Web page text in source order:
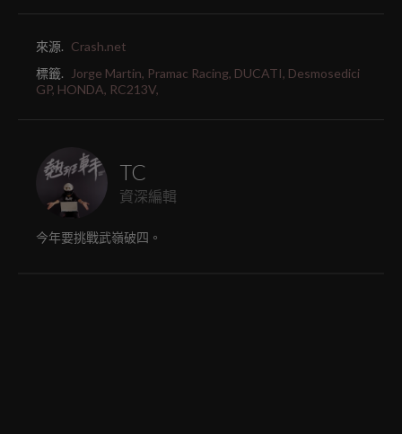
來源. Crash.net
標籤.
Jorge Martin, Pramac Racing, DUCATI, Desmosedici
GP, HONDA, RC213V,
TC
資深編輯
今年要挑戰武嶺破四。